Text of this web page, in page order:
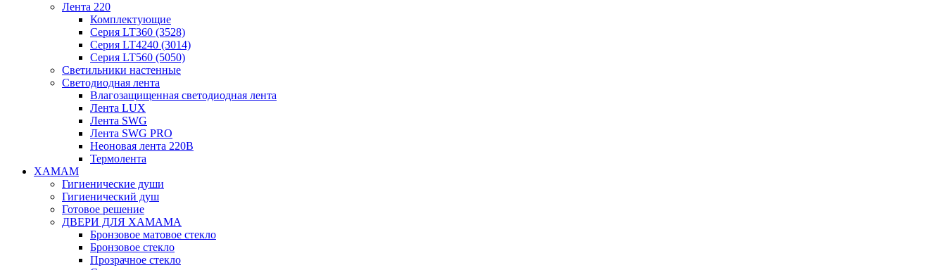
Лента 220
Комплектующие
Серия LT360 (3528)
Серия LT4240 (3014)
Серия LT560 (5050)
Светильники настенные
Светодиодная лента
Влагозащищенная светодиодная лента
Лента LUX
Лента SWG
Лента SWG PRO
Неоновая лента 220В
Термолента
ХАМАМ
Гигиенические души
Гигиенический душ
Готовое решение
ДВЕРИ ДЛЯ ХАМАМА
Бронзовое матовое стекло
Бронзовое стекло
Прозрачное стекло